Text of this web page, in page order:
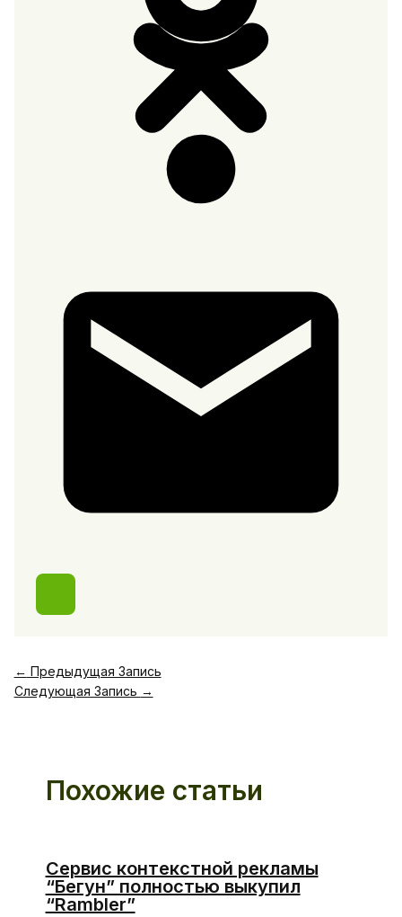
← Предыдущая Запись
Следующая Запись →
Похожие статьи
Сервис контекстной рекламы
“Бегун” полностью выкупил
“Rambler”